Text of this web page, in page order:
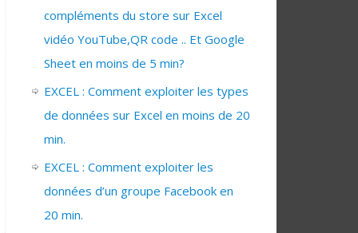
compléments du store sur Excel
vidéo YouTube,QR code .. Et Google
Sheet en moins de 5 min?
EXCEL : Comment exploiter les types
de données sur Excel en moins de 20
min.
EXCEL : Comment exploiter les
données d’un groupe Facebook en
20 min.